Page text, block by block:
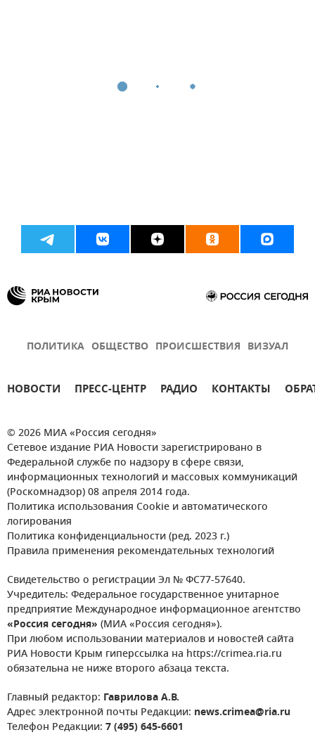
ПОЛИТИКА ОБЩЕСТВО ПРОИСШЕСТВИЯ ВИЗУАЛ
НОВОСТИ ПРЕСС-ЦЕНТР РАДИО КОНТАКТЫ
© 2026 МИА «Россия сегодня»
Сетевое издание РИА Новости зарегистрировано в
Федеральной службе по надзору в сфере связи,
информационных технологий и массовых коммуникаций
(Роскомнадзор) 08 апреля 2014 года.
Политика использования Cookie и автоматического
логирования
Политика конфиденциальности (ред. 2023 г.)
Правила применения рекомендательных технологий
Свидетельство о регистрации Эл № ФС77-57640.
Учредитель: Федеральное государственное унитарное
предприятие Международное информационное агентство
«Россия сегодня» (МИА «Россия сегодня»).
При любом использовании материалов и новостей сайта
РИА Новости Крым гиперссылка на https://crimea.ria.ru
обязательна не ниже второго абзаца текста.
Главный редактор: Гаврилова А.В.
Адрес электронной почты Редакции: news.crimea@ria.ru
Телефон Редакции: 7 (495) 645-6601